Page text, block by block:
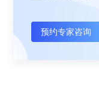
预约专家咨询